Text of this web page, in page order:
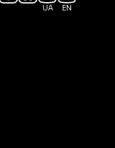
UA EN